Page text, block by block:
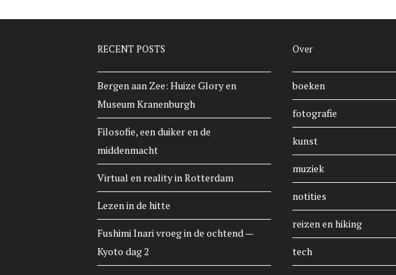
RECENT POSTS
Bergen aan Zee: Huize Glory en
Museum Kranenburgh
Filosofie, een duiker en de
middenmacht
Virtual en reality in Rotterdam
Lezen in de hitte
Fushimi Inari vroeg in de ochtend —
Kyoto dag 2
Over
boeken
fotografie
kunst
muziek
notities
reizen en hiking
tech